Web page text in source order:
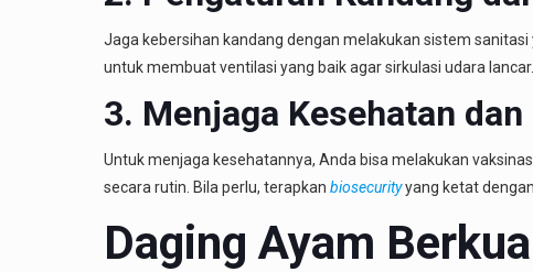
Jaga kebersihan kandang dengan melakukan sistem
untuk membuat ventilasi yang baik agar sirkulasi udara lancar.
3. Menjaga Kesehatan
Untuk menjaga kesehatannya, Anda bisa melakukan
secara rutin. Bila perlu, terapkan biosecurity yang ketat
Daging Ayam